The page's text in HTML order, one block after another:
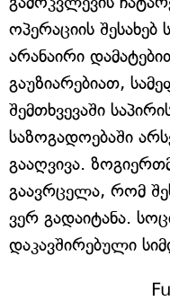
ოპერაციის შესახებ
არანაირი
გაუზიარებიათ,
შემთხვევაში
საზოგადოებაში
გააღვივა.
გაავრცელა, რომ
ვერ გადაიტანა.
დაკავშირებული